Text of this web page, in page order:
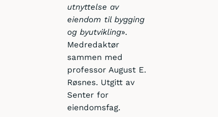
utnyttelse av
eiendom til bygging
og byutvikling».
Medredaktør
sammen med
professor August E.
Røsnes. Utgitt av
Senter for
eiendomsfag.